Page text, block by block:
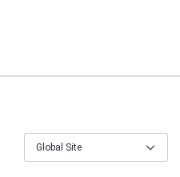
Global Site